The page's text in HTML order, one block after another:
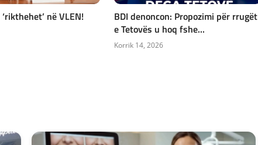
në VLEN!
BDI denoncon: Propozimi për rrugët
e Tetovës u hoq fshe...
Korrik 14, 2026